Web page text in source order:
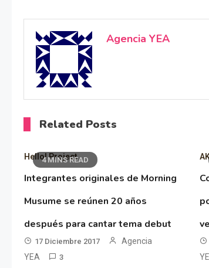
Agencia YEA
Related Posts
4 MINS READ
Hello! Project
Integrantes originales de Morning
Musume se reúnen 20 años
después para cantar tema debut
17 Diciembre 2017
Agencia
YEA
3